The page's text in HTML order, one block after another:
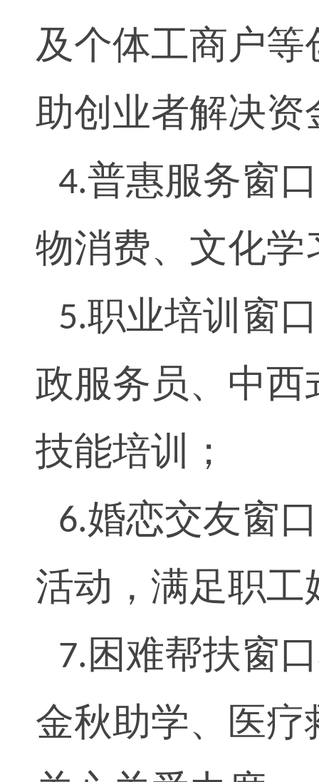
及个体工商户
助创业者解决
4.普惠服务窗
物消费、文化
5.职业培训窗
政服务员、中
技能培训；
6.婚恋交友窗
活动，满足职工
7. 困难帮扶窗
金秋助学、医